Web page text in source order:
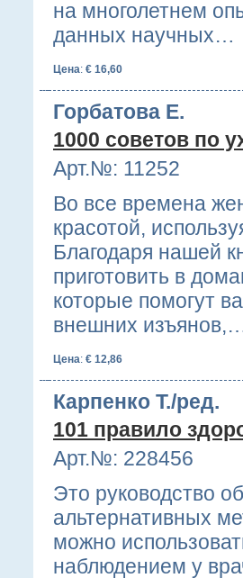
на многолетнем
данных научных…
Цена: € 16,60
Горбатова Е.
1000 советов по
Арт.№: 11252
Во все времена
красотой,
Благодаря нашей
приготовить в
которые помогут
внешних
Цена: € 12,86
Карпенко Т./ред.
101 правило
Арт.№: 228456
Это руководство
альтернативных
можно
наблюдением у